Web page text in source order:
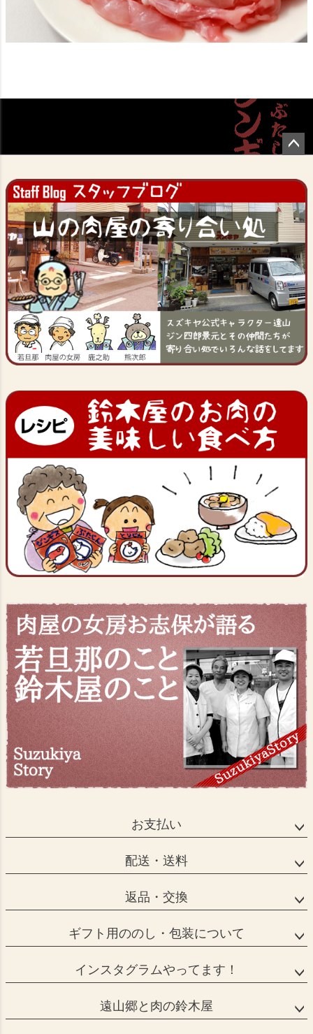
ジト
へ
お支払い
配送・送料
返品・交換
ギフト用ののし・包装について
インスタグラムやってます！
遠山郷と肉の鈴木屋